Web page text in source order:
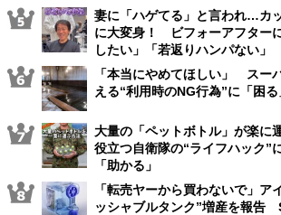
妻に「ハゲてる」と言われ…カ
に大変身！ ビフォーアフター
したい」「若返りハンパない」
「本当にやめてほしい」 スー
える“利用時のNG行為”に「困る
大量の「ペットボトル」が楽
役立つ自衛隊の“ライフハック”
「助かる」
「転売ヤーから買わないで」ア
ッシャブルタンク”増産を報告